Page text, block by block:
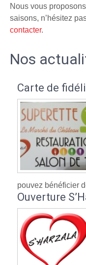
Nous vous
saisons, n’hésitez
contacter.
Nos
Carte de
pouvez bénéficier
Ouverture